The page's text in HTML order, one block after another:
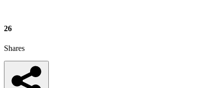
26
Shares